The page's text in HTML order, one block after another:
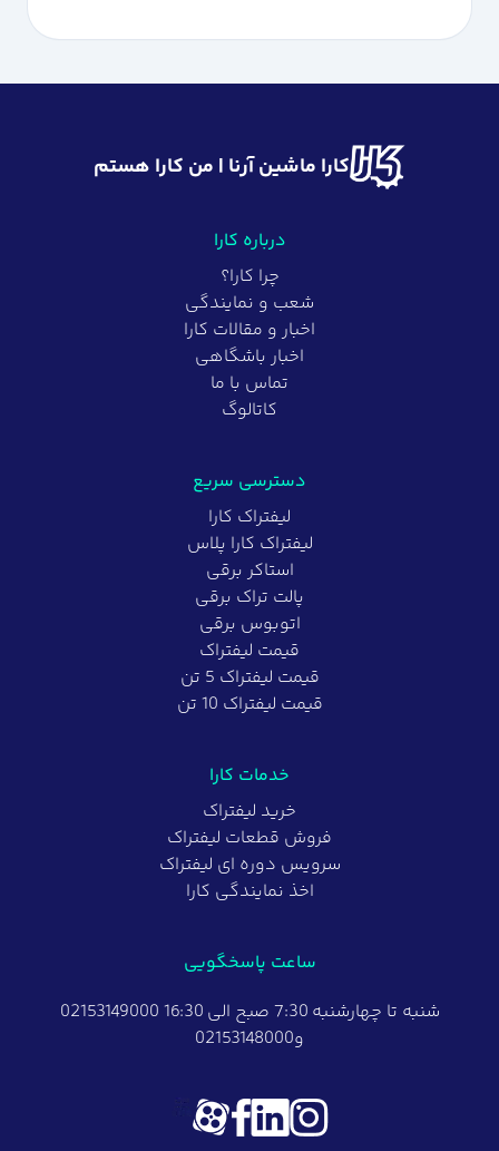
کارا ماشین آرنا | من کارا هستم
درباره کارا
چرا کارا؟
شعب و نمایندگی
اخبار و مقالات کارا
اخبار باشگاهی
تماس با ما
کاتالوگ
دسترسی سریع
لیفتراک کارا
لیفتراک کارا پلاس
استاکر برقی
پالت تراک برقی
اتوبوس برقی
قیمت لیفتراک
قیمت لیفتراک 5 تن
قیمت لیفتراک 10 تن
خدمات کارا
خرید لیفتراک
فروش قطعات لیفتراک
سرویس دوره ای لیفتراک
اخذ نمایندگی کارا
ساعت پاسخگویی
شنبه تا چهارشنبه 7:30 صبح الی 16:30 02153149000
و02153148000